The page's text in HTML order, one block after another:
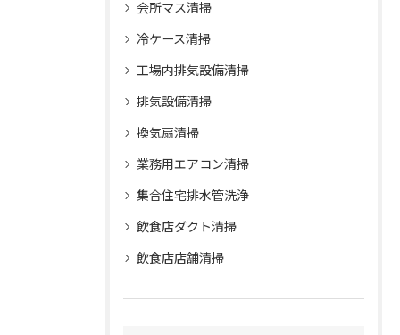
会所マス清掃
冷ケース清掃
工場内排気設備清掃
排気設備清掃
換気扇清掃
業務用エアコン清掃
集合住宅排水管洗浄
飲食店ダクト清掃
飲食店店舗清掃